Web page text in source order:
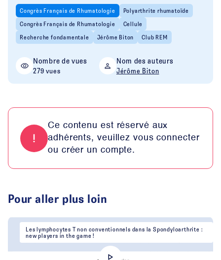
Congrès Français de Rhumatologie
Polyarthrite rhumatoïde
Congrès Français de Rhumatologie
Cellule
Recherche fondamentale
Jérôme Biton Club REM
Nombre de vues
279 vues
Nom des auteurs
Jérôme Biton
Ce contenu est réservé aux
adhérents, veuillez vous connecter
ou créer un compte.
Pour aller plus loin
Les lymphocytes T non conventionnels dans la Spondyloarthrite :
new players in the game !